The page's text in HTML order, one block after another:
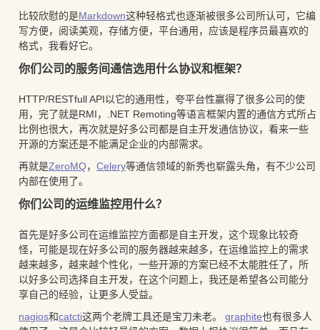
比较欣慰的是Markdown这种轻格式也逐渐被很多公司所认可，它编
写方便，阅读美观，存储方便，平台通用，应该是程序员最喜欢的
格式，我看好它。
你们公司的服务间通信选用什么协议和框架？
HTTP/RESTfull API以它的通用性，夸平台性赢得了很多公司的使
用，完了就是RMI，.NET Remoting等语言框架内置的通信方式所占
比例也很大，再次就是好多公司都是自主开发通信协议，看来一些
开源的方案还是不能满足企业的内部需求。
再就是ZeroMQ，Celery等通信领域的新秀也崭露头角，有不少公司
内部在使用了。
你们公司的运维监控用什么？
首先是好多公司在运维监控方面都是自主开发，这个现象比较奇
怪，可能是现在好多公司的服务器越来越多，在运维监控上的需求
越来越多，越来越个性化，一些开源的方案已经不太能胜任了，所
以好多公司选择自主开发，在这个问题上，我还是希望各公司能分
享自己的经验，让更多人受益。
nagios和catcti这两个老牌工具还是宝刀未老。graphite也有很多人